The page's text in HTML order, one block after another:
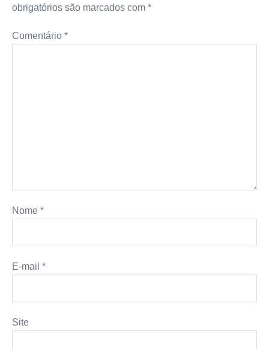
obrigatórios são marcados com *
Comentário *
Nome *
E-mail *
Site